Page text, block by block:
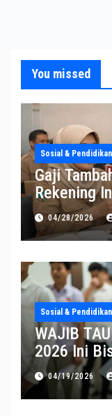
You missed
Sosial & Pendidikan
Gaji
Rekening
04/28/2026
Sosial & Pendidikan
WAJIB
2026 Ini
04/19/2026